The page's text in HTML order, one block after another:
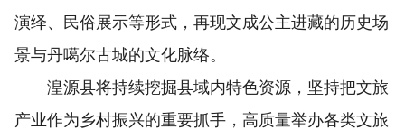
演绎、民俗展示等形式，再现文成公主进藏的历史场
景与丹噶尔古城的文化脉络。
湟源县将持续挖掘县域内特色资源，坚持把文旅
产业作为乡村振兴的重要抓手，高质量举办各类文旅